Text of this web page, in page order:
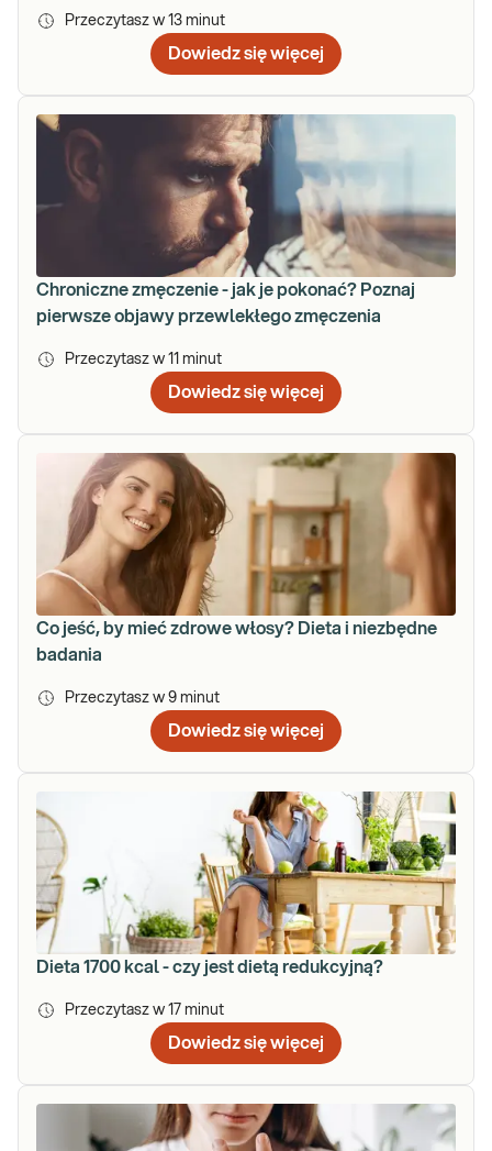
Przeczytasz w 13 minut
Dowiedz się więcej
Chroniczne zmęczenie - jak je pokonać? Poznaj
pierwsze objawy przewlekłego zmęczenia
Przeczytasz w 11 minut
Dowiedz się więcej
Co jeść, by mieć zdrowe włosy? Dieta i niezbędne
badania
Przeczytasz w 9 minut
Dowiedz się więcej
Dieta 1700 kcal - czy jest dietą redukcyjną?
Przeczytasz w 17 minut
Dowiedz się więcej